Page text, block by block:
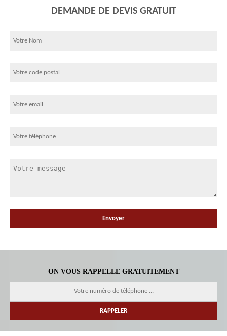
DEMANDE DE DEVIS GRATUIT
ON VOUS RAPPELLE GRATUITEMENT